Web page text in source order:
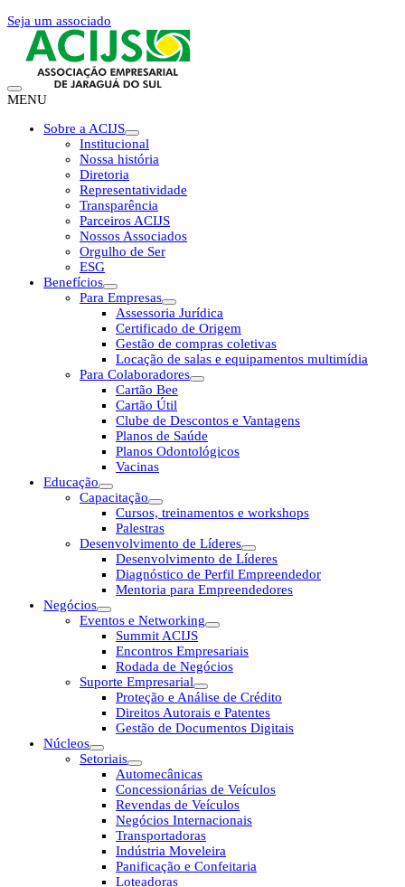
Seja um associado
MENU
Sobre a ACIJS
Institucional
Nossa história
Diretoria
Representatividade
Transparência
Parceiros ACIJS
Nossos Associados
Orgulho de Ser
ESG
Benefícios
Para Empresas
Assessoria Jurídica
Certificado de Origem
Gestão de compras coletivas
Locação de salas e equipamentos multimídia
Para Colaboradores
Cartão Bee
Cartão Útil
Clube de Descontos e Vantagens
Planos de Saúde
Planos Odontológicos
Vacinas
Educação
Capacitação
Cursos, treinamentos e workshops
Palestras
Desenvolvimento de Líderes
Desenvolvimento de Líderes
Diagnóstico de Perfil Empreendedor
Mentoria para Empreendedores
Negócios
Eventos e Networking
Summit ACIJS
Encontros Empresariais
Rodada de Negócios
Suporte Empresarial
Proteção e Análise de Crédito
Direitos Autorais e Patentes
Gestão de Documentos Digitais
Núcleos
Setoriais
Automecânicas
Concessionárias de Veículos
Revendas de Veículos
Negócios Internacionais
Transportadoras
Indústria Moveleira
Panificação e Confeitaria
Loteadoras